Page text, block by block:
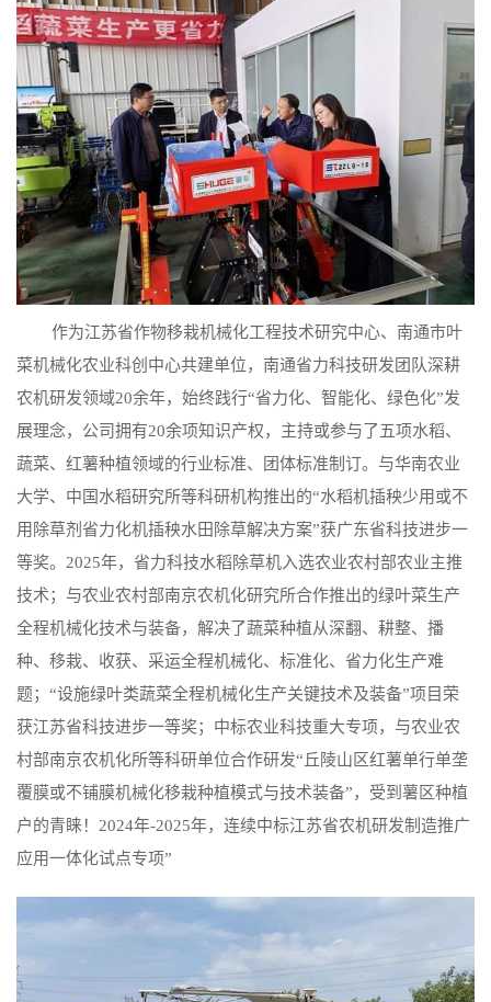
作为江苏省作物移栽机械化工程技术研究中心、南通市叶
菜机械化农业科创中心共建单位，南通省力科技研发团队深耕
农机研发领域20余年，始终践行“省力化、智能化、绿色化”发
展理念，公司拥有20余项知识产权，主持或参与了五项水稻、
蔬菜、红薯种植领域的行业标准、团体标准制订。与华南农业
大学、中国水稻研究所等科研机构推出的“水稻机插秧少用或不
用除草剂省力化机插秧水田除草解决方案”获广东省科技进步一
等奖。2025年，省力科技水稻除草机入选农业农村部农业主推
技术；与农业农村部南京农机化研究所合作推出的绿叶菜生产
全程机械化技术与装备，解决了蔬菜种植从深翻、耕整、播
种、移栽、收获、采运全程机械化、标准化、省力化生产难
题；“设施绿叶类蔬菜全程机械化生产关键技术及装备”项目荣
获江苏省科技进步一等奖；中标农业科技重大专项，与农业农
村部南京农机化所等科研单位合作研发“丘陵山区红薯单行单垄
覆膜或不铺膜机械化移栽种植模式与技术装备”，受到薯区种植
户的青睐！2024年-2025年，连续中标江苏省农机研发制造推广
应用一体化试点专项”